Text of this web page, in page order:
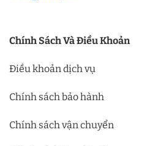
Chính Sách Và Điều Khoản
Điều khoản dịch vụ
Chính sách bảo hành
Chính sách vận chuyển